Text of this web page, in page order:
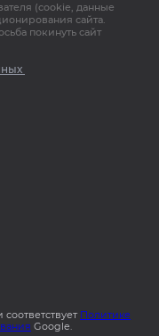
(cookie, данные
сайта.
покинуть сайт
Политике
Google.